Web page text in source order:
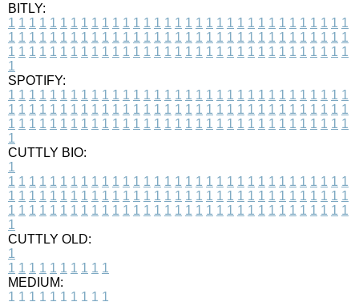
BITLY:
1 1 1 1 1 1 1 1 1 1 1 1 1 1 1 1 1 1 1 1 1 1 1 1 1 1 1 1 1 1 1 1 1
1 1 1 1 1 1 1 1 1 1 1 1 1 1 1 1 1 1 1 1 1 1 1 1 1 1 1 1 1 1 1 1 1
1 1 1 1 1 1 1 1 1 1 1 1 1 1 1 1 1 1 1 1 1 1 1 1 1 1 1 1 1 1 1 1 1
1
SPOTIFY:
1 1 1 1 1 1 1 1 1 1 1 1 1 1 1 1 1 1 1 1 1 1 1 1 1 1 1 1 1 1 1 1 1
1 1 1 1 1 1 1 1 1 1 1 1 1 1 1 1 1 1 1 1 1 1 1 1 1 1 1 1 1 1 1 1 1
1 1 1 1 1 1 1 1 1 1 1 1 1 1 1 1 1 1 1 1 1 1 1 1 1 1 1 1 1 1 1 1 1
1
CUTTLY BIO:
1
1 1 1 1 1 1 1 1 1 1 1 1 1 1 1 1 1 1 1 1 1 1 1 1 1 1 1 1 1 1 1 1 1
1 1 1 1 1 1 1 1 1 1 1 1 1 1 1 1 1 1 1 1 1 1 1 1 1 1 1 1 1 1 1 1 1
1 1 1 1 1 1 1 1 1 1 1 1 1 1 1 1 1 1 1 1 1 1 1 1 1 1 1 1 1 1 1 1 1
1
CUTTLY OLD:
1
1 1 1 1 1 1 1 1 1 1
MEDIUM:
1 1 1 1 1 1 1 1 1 1